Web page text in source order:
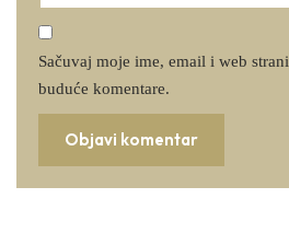
Sačuvaj moje ime, email i web
buduće komentare.